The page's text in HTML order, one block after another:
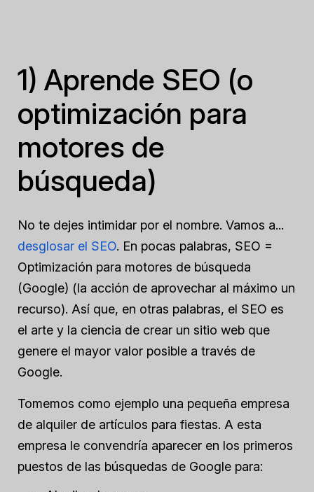
1) Aprende SEO (o
optimización para
motores de
búsqueda)
No te dejes intimidar por el nombre. Vamos a...
desglosar el SEO. En pocas palabras, SEO =
Optimización para motores de búsqueda
(Google) (la acción de aprovechar al máximo un
recurso). Así que, en otras palabras, el SEO es
el arte y la ciencia de crear un sitio web que
genere el mayor valor posible a través de
Google.
Tomemos como ejemplo una pequeña empresa
de alquiler de artículos para fiestas. A esta
empresa le convendría aparecer en los primeros
puestos de las búsquedas de Google para: